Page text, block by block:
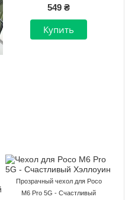
549 ₴
Прозрачный чехол для Poco
M6 Pro 5G - Счастливый